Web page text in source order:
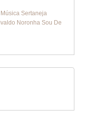
Sertaneja
Noronha Sou De